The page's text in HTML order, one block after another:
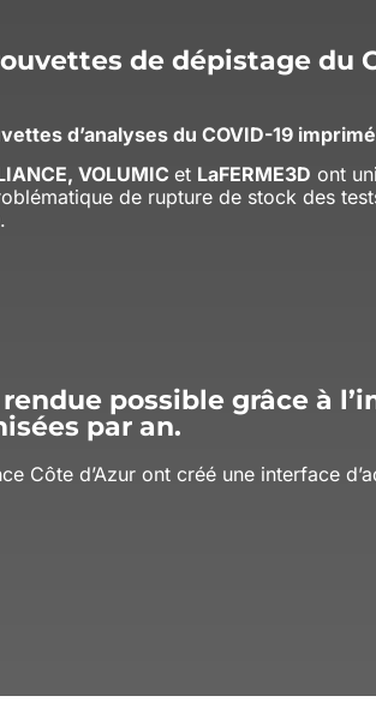
de dépistage du
d’analyses du COVID-19
VOLUMIC et LaFERME3D ont
de rupture de stock des
possible grâce à
par an.
Côte d’Azur ont créé une interface